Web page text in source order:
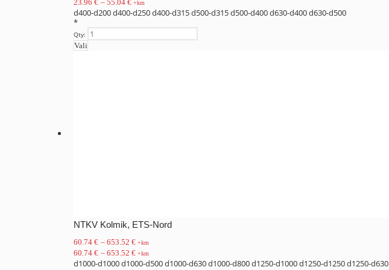
23.96€ – 55.04€ +km
d400-d200d400-d250d400-d315d500-d315d500-d400d630-d400d630-d500
*
Qty:
Vali
NTKV Kolmik, ETS-Nord
60.74€ – 653.52€ +km
60.74€ – 653.52€ +km
d1000-d1000d1000-d500d1000-d630d1000-d800d1250-d1000d1250-d1250d1250-d630